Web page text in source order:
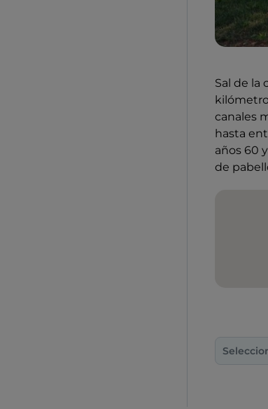
Sal de la
canales
hasta
años 60
de